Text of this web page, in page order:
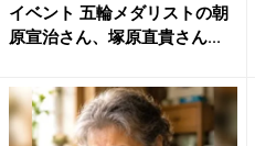
イベント 五輪メダリストの朝
原宣治さん、塚原直貴さん...